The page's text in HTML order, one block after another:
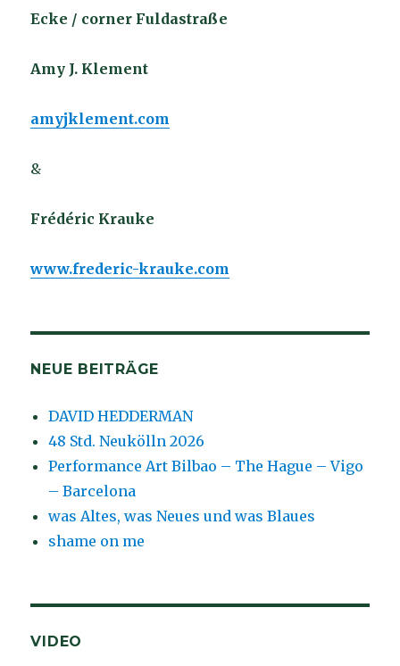
Ecke / corner Fuldastraße
Amy J. Klement
amyjklement.com
&
Frédéric Krauke
www.frederic-krauke.com
NEUE BEITRÄGE
DAVID HEDDERMAN
48 Std. Neukölln 2026
Performance Art Bilbao – The Hague – Vigo
– Barcelona
was Altes, was Neues und was Blaues
shame on me
VIDEO